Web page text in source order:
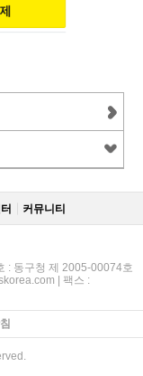
커뮤니티
: 동구청 제 2005-00074호
| 팩스 :